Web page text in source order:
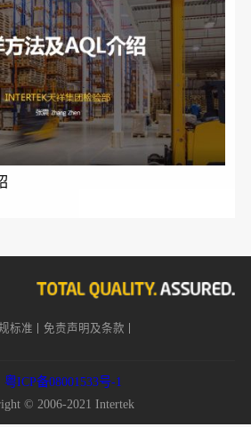
标准
免责声明及条款
粤ICP备08001533号-1
© 2006-2021 Intertek